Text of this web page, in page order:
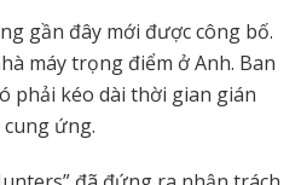
gần đây mới được công bố.
máy trọng điểm ở Anh. Ban
phải kéo dài thời gian gián
ứng.